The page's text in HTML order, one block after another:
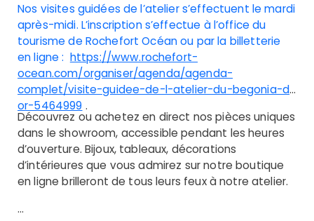
Nos visites guidées de l’atelier s’effectuent le mardi
après-midi. L’inscription s’effectue à l’office du
tourisme de Rochefort Océan ou par la billetterie
en ligne : https://www.rochefort-
ocean.com/organiser/agenda/agenda-
complet/visite-guidee-de-l-atelier-du-begonia-d-
or-5464999 .
Découvrez ou achetez en direct nos pièces uniques
dans le showroom, accessible pendant les heures
d’ouverture. Bijoux, tableaux, décorations
d’intérieures que vous admirez sur notre boutique
en ligne brilleront de tous leurs feux à notre atelier.
...